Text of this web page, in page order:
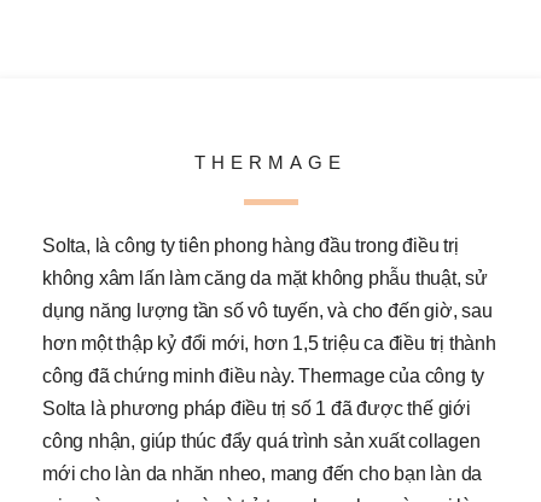
THERMAGE
Solta, là công ty tiên phong hàng đầu trong điều trị
không xâm lấn làm căng da mặt không phẫu thuật, sử
dụng năng lượng tần số vô tuyến, và cho đến giờ, sau
hơn một thập kỷ đổi mới, hơn 1,5 triệu ca điều trị thành
công đã chứng minh điều này. Thermage của công ty
Solta là phương pháp điều trị số 1 đã được thế giới
công nhận, giúp thúc đẩy quá trình sản xuất collagen
mới cho làn da nhăn nheo, mang đến cho bạn làn da